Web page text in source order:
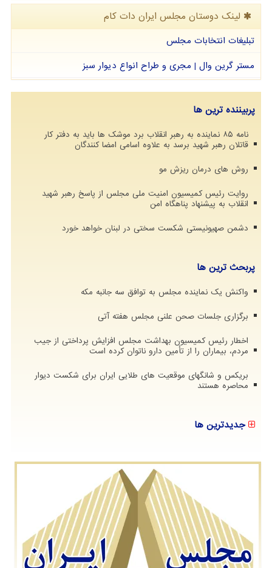
لینک دوستان مجلس ایران دات كام
تبلیغات انتخابات مجلس
مستر گرین وال | مجری و طراح انواع دیوار سبز
پربیننده ترین ها
نامه ۸۵ نماینده به رهبر انقلاب برد موشک ها باید به دفتر کار
قاتلان رهبر شهید برسد به علاوه اسامی امضا کنندگان
روش های درمان ریزش مو
روایت رئیس کمیسیون امنیت ملی مجلس از پاسخ رهبر شهید
انقلاب به پیشنهاد پناهگاه امن
دشمن صهیونیستی شکست سختی در لبنان خواهد خورد
پربحث ترین ها
واکنش یک نماینده مجلس به توافق سه جانبه مکه
برگزاری جلسات صحن علنی مجلس هفته آتی
اخطار رئیس کمیسیون بهداشت مجلس افزایش پرداختی از جیب
مردم، بیماران را از تأمین دارو ناتوان کرده است
بریکس و شانگهای موقعیت های طلایی ایران برای شکست دیوار
محاصره هستند
جدیدترین ها